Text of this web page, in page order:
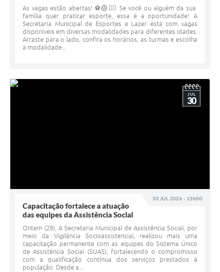
As vagas estão abertas! ⚽🏐🏃‍♀️ Se você ou alguém da sua
família quer praticar esporte, essa é a oportunidade! A
Secretaria Municipal de Esportes e Lazer está com vagas
disponíveis em diversas modalidades para diferentes idades.
Arraste para o lado, confira os horários, as turmas e escolha
a modalidade...
30 JUL 2026 - 13h00
JUL
30
Capacitação fortalece a atuação
das equipes da Assistência Social
Ontem (29), A Secretaria Municipal de Assistência Social, por
meio da Vigilância Socioassistencial, realizou mais uma
capacitação permanente com as equipes do Sistema Único
de Assistência Social (SUAS), fortalecendo o compromisso
com a qualificação contínua dos serviços prestados à
população. Desde a...